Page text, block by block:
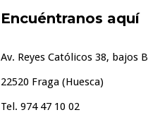
Encuéntranos aquí
Av. Reyes Católicos 38, bajos B
22520 Fraga (Huesca)
Tel. 974 47 10 02